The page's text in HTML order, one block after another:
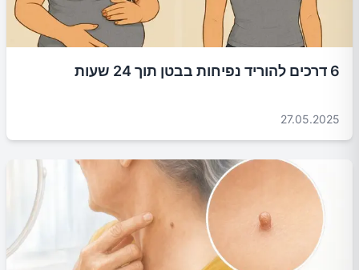
6 דרכים להוריד נפיחות בבטן תוך 24 שעות
27.05.2025